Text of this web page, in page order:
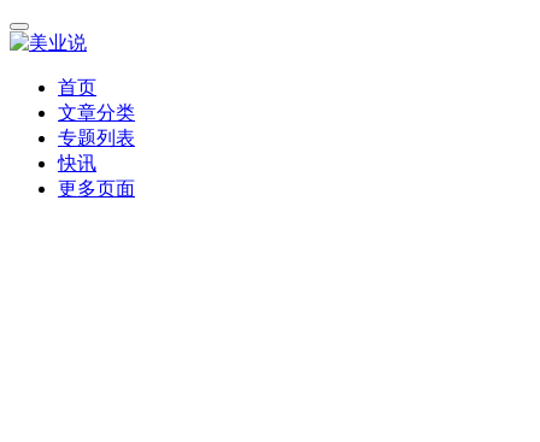
首页
文章分类
专题列表
快讯
更多页面